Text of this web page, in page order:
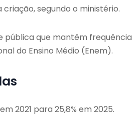
segundo o ministério.
pública que mantêm frequência
do Ensino Médio (Enem).
2021 para 25,8% em 2025.